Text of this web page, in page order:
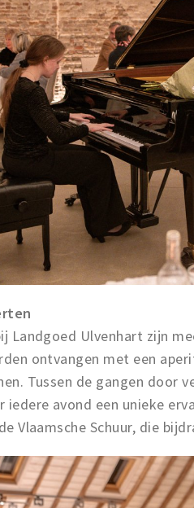
Landgoed Ulvenhart zijn
ontvangen met een
Tussen de gangen door
avond een unieke
Vlaamsche Schuur, die